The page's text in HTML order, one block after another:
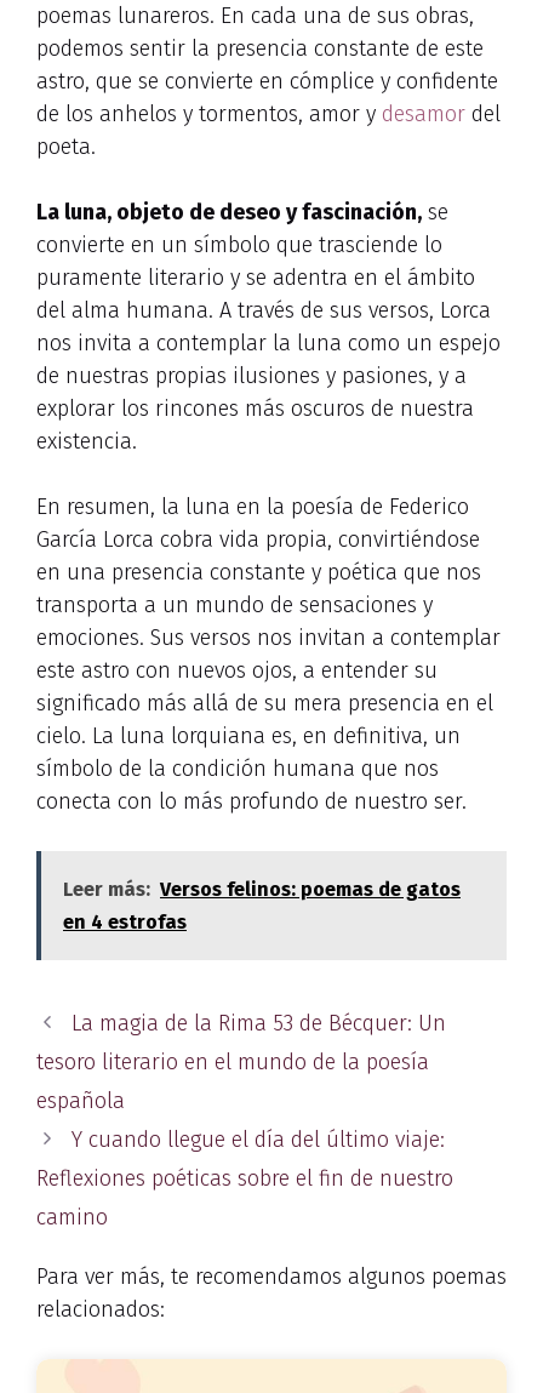
poemas lunareros. En cada una de sus obras,
podemos sentir la presencia constante de este
astro, que se convierte en cómplice y confidente
de los anhelos y tormentos, amor y desamor del
poeta.
La luna, objeto de deseo y fascinación, se
convierte en un símbolo que trasciende lo
puramente literario y se adentra en el ámbito
del alma humana. A través de sus versos, Lorca
nos invita a contemplar la luna como un espejo
de nuestras propias ilusiones y pasiones, y a
explorar los rincones más oscuros de nuestra
existencia.
En resumen, la luna en la poesía de Federico
García Lorca cobra vida propia, convirtiéndose
en una presencia constante y poética que nos
transporta a un mundo de sensaciones y
emociones. Sus versos nos invitan a contemplar
este astro con nuevos ojos, a entender su
significado más allá de su mera presencia en el
cielo. La luna lorquiana es, en definitiva, un
símbolo de la condición humana que nos
conecta con lo más profundo de nuestro ser.
Leer más: Versos felinos: poemas de gatos
en 4 estrofas
La magia de la Rima 53 de Bécquer: Un
tesoro literario en el mundo de la poesía
española
Y cuando llegue el día del último viaje:
Reflexiones poéticas sobre el fin de nuestro
camino
Para ver más, te recomendamos algunos poemas
relacionados: